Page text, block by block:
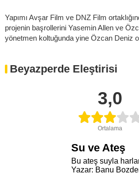
Yapımı Avşar Film ve DNZ Film
projenin başrollerini Yasemin Allen ve
yönetmen koltuğunda yine Özcan Deniz
Beyazperde Eleştirisi
3,0
Ortalama
Su ve Ateş
Bu ateş suyla
Yazar: Banu